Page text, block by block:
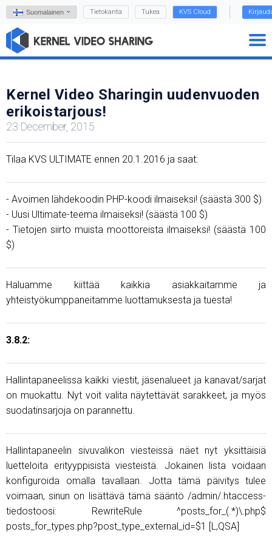
Suomalainen Tietokanta Tukea KVS Cloud
Kernel Video Sharingin uudenvuoden
erikoistarjous!
23 December, 2015
Tilaa KVS ULTIMATE ennen 20.1.2016 ja saat:
- Avoimen lähdekoodin PHP-koodi ilmaiseksi! (säästä 300 $)
- Uusi Ultimate-teema ilmaiseksi! (säästä 100 $)
- Tietojen siirto muista moottoreista ilmaiseksi! (säästä 100
$)
Haluamme kiittää kaikkia asiakkaitamme ja
yhteistyökumppaneitamme luottamuksesta ja tuesta!
3.8.2:
Hallintapaneelissa kaikki viestit, jäsenalueet ja kanavat/sarjat
on muokattu. Nyt voit valita näytettävät sarakkeet, ja myös
suodatinsarjoja on parannettu.
Hallintapaneelin sivuvalikon viesteissä näet nyt yksittäisiä
luetteloita erityyppisistä viesteistä. Jokainen lista voidaan
konfiguroida omalla tavallaan. Jotta tämä päivitys tulee
voimaan, sinun on lisättävä tämä sääntö /admin/.htaccess-
tiedostoosi: RewriteRule ^posts_for_(.*)\.php$
posts_for_types.php?post_type_external_id=$1 [L,QSA]